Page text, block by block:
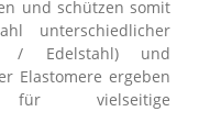
und schützen somit
unterschiedlicher
/ Edelstahl) und
Elastomere ergeben
für vielseitige